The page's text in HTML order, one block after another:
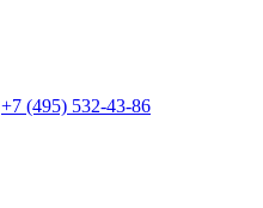
+7 (495) 532-43-86